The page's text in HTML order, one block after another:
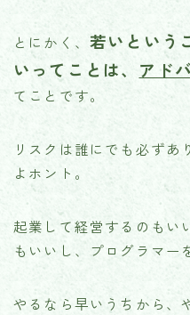
とにかく、 若いという
いってことは、 アド
てことです。
リスクは誰にでも必ず
よホント。
起業して経営するのもい
もいいし、プログラマー
やるなら早いうちから、